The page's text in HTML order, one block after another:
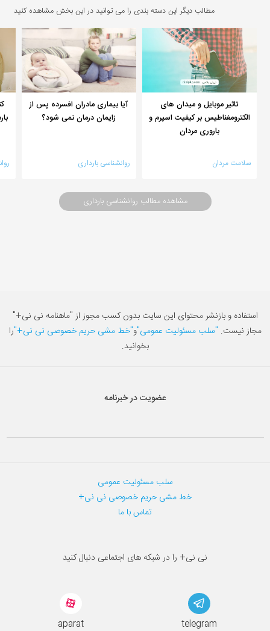
مطالب دیگر این دسته بندی را می توانید در این بخش مشاهده کنید
تاثیر موبایل و میدان های
الکترومغناطیس بر کیفیت اسپرم و
باروری مردان
سلامت مردان
آیا بیماری مادران افسرده پس از
زایمان درمان نمی شود؟
روانشناسی بارداری
مشاهده مطالب روانشناسی بارداری
استفاده و بازنشر محتوای این سایت بدون کسب مجوز از "ماهنامه نی نی+"
مجاز نیست. "سلب مسئولیت عمومی"و"خط مشی حریم خصوصی نی نی+"را
بخوانید.
عضویت در خبرنامه
سلب مسئولیت عمومی
خط مشی حریم خصوصی نی نی+
تماس با ما
نی نی+ را در شبکه های اجتماعی دنبال کنید
aparat telegram